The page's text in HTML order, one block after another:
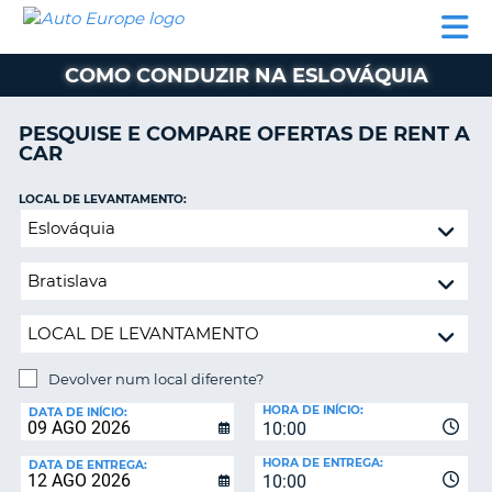
ALUGUER
CARROS
ALUGUER
CARAVANAS
AUTO
EUROPE
ALUGUER
CARROS
ALUGUER
DE
AUTO-
PARCEIROS
A
CONTA
A
MINHA
RESERVA
PORTUGAL
COMO CONDUZIR NA ESLOVÁQUIA
PESQUISE E COMPARE OFERTAS DE RENT A
CAR
Devolver
local
LOCAL DE LEVANTAMENTO:
Devolver num local diferente?
DE
DEVOLUÇÃO:
DATA DE INÍCIO:
10:00
HORA DE INÍCIO:
DATA DE ENTREGA:
10:00
HORA DE ENTREGA: